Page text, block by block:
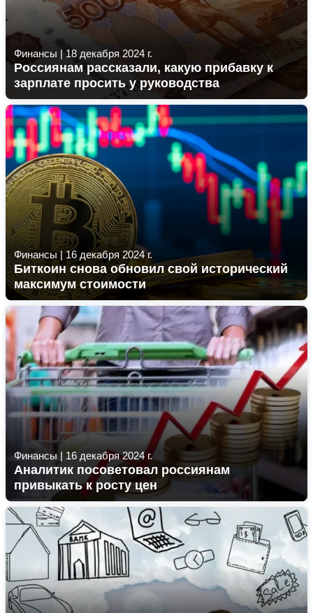
Финансы | 18 декабря 2024 г.
Россиянам рассказали, какую прибавку к
зарплате просить у руководства
Финансы|16 декабря 2024 г.
Биткоин снова обновил свой исторический
максимум стоимости
Финансы| 16 декабря 2024 г.
Аналитик посоветовал россиянам
привыкать к росту цен